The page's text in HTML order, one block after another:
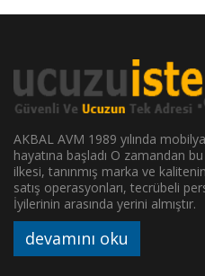
AKBAL AVM 1989 yılında
hayatına başladı O zamandan
ilkesi, tanınmış marka ve
satış operasyonları, tecrübeli
İyilerinin arasında yerini almıştır.
devamını oku